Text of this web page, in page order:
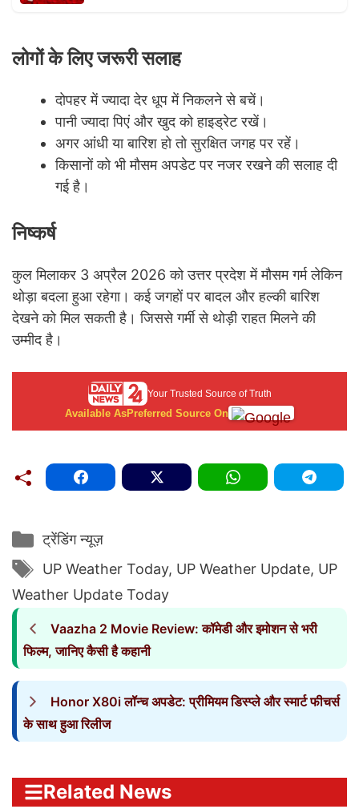
लोगों के लिए जरूरी सलाह
दोपहर में ज्यादा देर धूप में निकलने से बचें।
पानी ज्यादा पिएं और खुद को हाइड्रेट रखें।
अगर आंधी या बारिश हो तो सुरक्षित जगह पर रहें।
किसानों को भी मौसम अपडेट पर नजर रखने की सलाह दी
गई है।
निष्कर्ष
कुल मिलाकर 3 अप्रैल 2026 को उत्तर प्रदेश में मौसम गर्म लेकिन
थोड़ा बदला हुआ रहेगा। कई जगहों पर बादल और हल्की बारिश
देखने को मिल सकती है। जिससे गर्मी से थोड़ी राहत मिलने की
उम्मीद है।
Your Trusted Source of Truth
Available AsPreferred Source On
Categories
ट्रेंडिंग न्यूज़
Tags
UP Weather Today, UP Weather Update, UP
Weather Update Today
Vaazha 2 Movie Review: कॉमेडी और इमोशन से भरी
फिल्म, जानिए कैसी है कहानी
Honor X80i लॉन्च अपडेट: प्रीमियम डिस्प्ले और स्मार्ट फीचर्स
के साथ हुआ रिलीज
Related News